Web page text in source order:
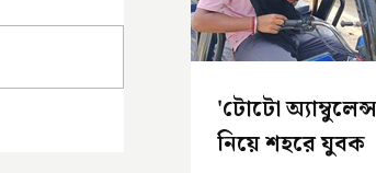
'টোটো
নিয়ে শহরে যুবক